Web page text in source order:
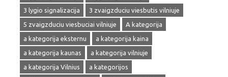
3 lygio signalizacija
3 zvaigzduciu viesbutis vilniuje
5 zvaigzduciu viesbuciai vilniuje
A kategorija
a kategorija eksternu
a kategorija kaina
a kategorija kaunas
a kategorija vilniuje
a kategorija Vilnius
a kategorijos